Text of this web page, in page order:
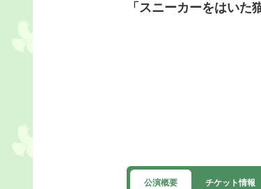
「スニーカーをはいた
公演概要 チケット情報